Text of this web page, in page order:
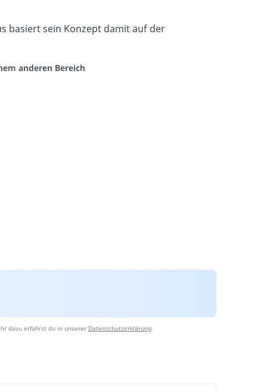
basiert sein Konzept damit auf der
anderen Bereich
dazu erfährst du in unserer Datenschutzerklärung.